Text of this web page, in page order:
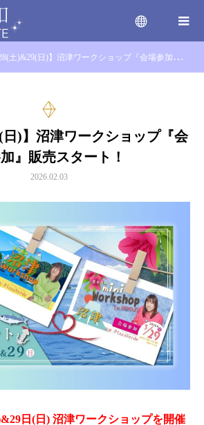
menu
土)&29(日)】沼津ワークショップ『会場参加』販売スタート！
日)】沼津ワークショップ『会
』販売スタート！
2026.02.03
日(日) 沼津ワークショップを開催